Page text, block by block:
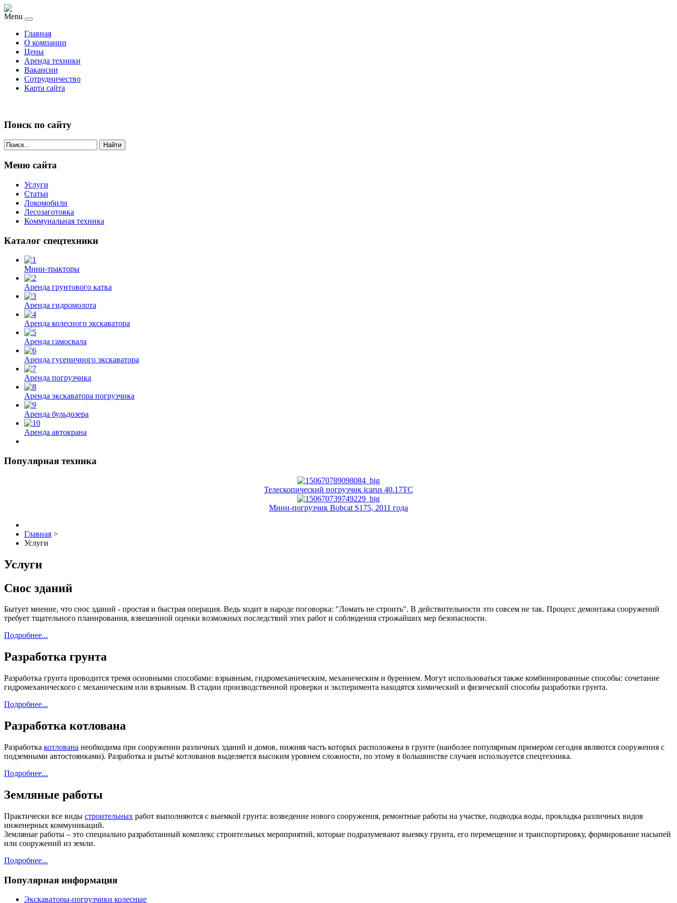
Menu
Главная
О компании
Цены
Аренда техники
Вакансии
Сотрудничество
Карта сайта
Поиск по сайту
Найти
Меню сайта
Услуги
Статьи
Локомобили
Лесозаготовка
Коммунальная техника
Каталог спецтехники
Мини-тракторы
Аренда грунтового катка
Аренда гидромолота
Аренда колесного экскаватора
Аренда самосвала
Аренда гусеничного экскаватора
Аренда погрузчика
Аренда экскаватора погрузчика
Аренда бульдозера
Аренда автокрана
Популярная техника
Телескопический погрузчик icarus 40.17TC
Мини-погрузчик Bobcat S175, 2011 года
Главная >
Услуги
Услуги
Снос зданий
Бытует мнение, что снос зданий - простая и быстрая операция. Ведь ходит в народе поговорка: "Ломать не строить". В действительности это совсем не так. Процесс демонтажа сооружений
требует тщательного планирования, взвешенной оценки возможных последствий этих работ и соблюдения строжайших мер безопасности.
Подробнее...
Разработка грунта
Разработка грунта проводится тремя основными способами: взрывным, гидромеханическим, механическим и бурением. Могут использоваться также комбинированные способы: сочетание
гидромеханического с механическим или взрывным. В стадии производственной проверки и эксперимента находятся химический и физический способы разработки грунта.
Подробнее...
Разработка котлована
Разработка котлована необходима при сооружении различных зданий и домов, нижняя часть которых расположена в грунте (наиболее популярным примером сегодня являются сооружения с
подземными автостоянками). Разработка и рытьё котлованов выделяется высоким уровнем сложности, по этому в большинстве случаев используется спецтехника.
Подробнее...
Земляные работы
Практически все виды строительных работ выполняются с выемкой грунта: возведение нового сооружения, ремонтные работы на участке, подводка воды, прокладка различных видов
инженерных коммуникаций.
Земляные работы – это специально разработанный комплекс строительных мероприятий, которые подразумевают выемку грунта, его перемещение и транспортировку, формирование насыпей
или сооружений из земли.
Подробнее...
Популярная информация
Экскаваторы-погрузчики колесные